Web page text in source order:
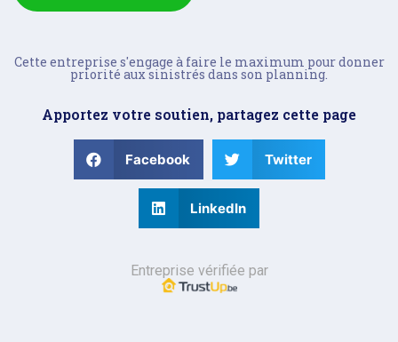
Cette entreprise s'engage à faire le maximum pour donner
priorité aux sinistrés dans son planning.
Apportez votre soutien, partagez cette page
Facebook Twitter
LinkedIn
Entreprise vérifiée par